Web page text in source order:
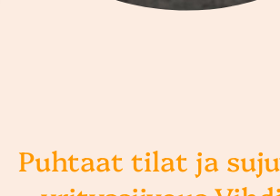
Puhtaat tilat ja